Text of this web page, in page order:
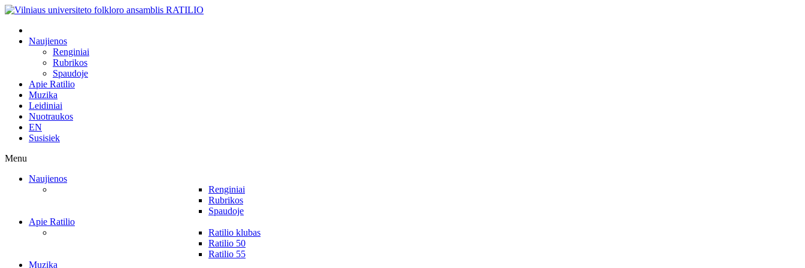
Naujienos
Renginiai
Rubrikos
Spaudoje
Apie Ratilio
Muzika
Leidiniai
Nuotraukos
EN
Susisiek
Menu
Naujienos
Renginiai
Rubrikos
Spaudoje
Apie Ratilio
Ratilio klubas
Ratilio 50
Ratilio 55
Muzika